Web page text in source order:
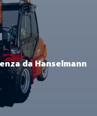
da Hanselmann